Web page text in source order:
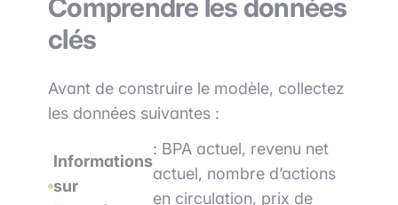
Comprendre les données
clés
Avant de construire le modèle, collectez
les données suivantes :
Informations
sur
: BPA actuel, revenu net
actuel, nombre d’actions
en circulation, prix de